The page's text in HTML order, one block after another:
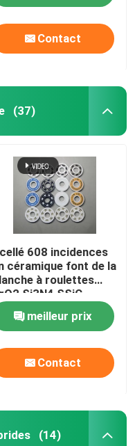
Contact
(37)
608 incidences
céramique font de la
à roulettes
Si3N4 SSiC
meilleur prix
Contact
(14)